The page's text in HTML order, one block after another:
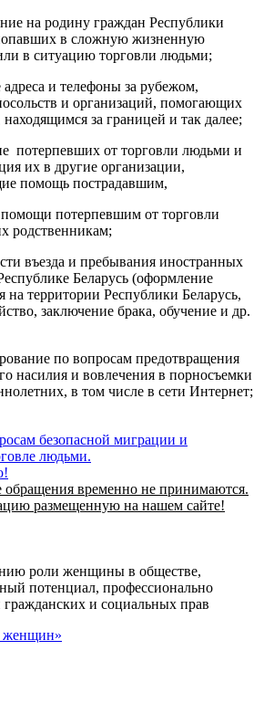
на родину граждан Республики
в сложную жизненную
в ситуацию торговли людьми;
и телефоны за рубежом,
и организаций, помогающих
за границей и так далее;
потерпевших от торговли людьми и
их в другие организации,
помощь пострадавшим,
потерпевшим от торговли
родственникам;
въезда и пребывания иностранных
Беларусь (оформление
на территории Республики Беларусь,
заключение брака, обучение и др.
по вопросам предотвращения
насилия и вовлечения в порносъемки
в том числе в сети Интернет;
безопасной миграции и
людьми.
временно не принимаются.
размещенную на нашем сайте!
роли женщины в обществе,
потенциал, профессионально
гражданских и социальных прав